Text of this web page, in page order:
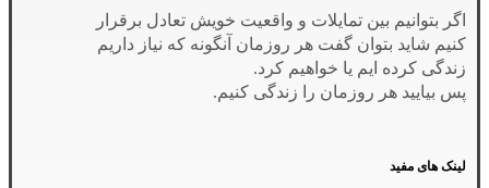
اگر بتوانیم بین تمایلات و واقعیت خویش تعادل برقرار
کنیم شاید بتوان گفت هر روزمان آنگونه که نیاز داریم
زندگی کرده ایم یا خواهیم کرد.
پس بیایید هر روزمان را زندگی کنیم.
لینک های مفید